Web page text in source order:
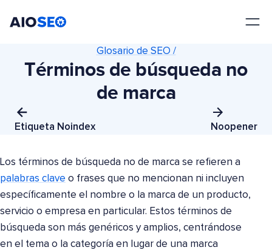
Etiqueta Noindex
Glosario de SEO /
Términos de búsqueda no
de marca
Noopener
Los términos de búsqueda no de marca se refieren a
palabras clave o frases que no mencionan ni incluyen
específicamente el nombre o la marca de un producto,
servicio o empresa en particular. Estos términos de
búsqueda son más genéricos y amplios, centrándose
en el tema o la categoría en lugar de una marca